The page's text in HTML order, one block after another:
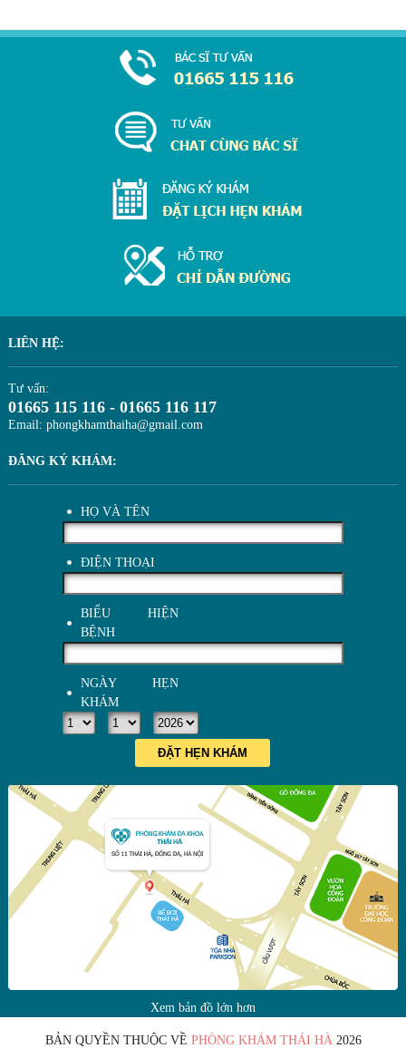
LIÊN HỆ:
Tư vấn:
01665 115 116 - 01665 116 117
Email: phongkhamthaiha@gmail.com
ĐĂNG KÝ KHÁM:
HỌ VÀ TÊN
ĐIỆN THOẠI
BIỂU HIỆN
BỆNH
NGÀY HẸN
KHÁM
ĐẶT HẸN KHÁM
Xem bản đồ lớn hơn
BẢN QUYỀN THUỘC VỀ PHÒNG KHÁM THÁI HÀ2026